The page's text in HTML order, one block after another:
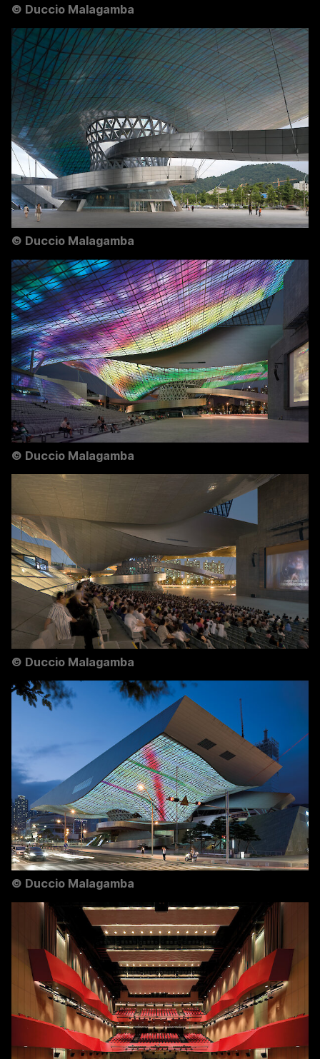
© Duccio Malagamba
© Duccio Malagamba
© Duccio Malagamba
© Duccio Malagamba
© Duccio Malagamba